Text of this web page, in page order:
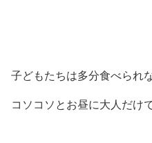
子どもたちは多分食べられ
コソコソとお昼に大人だけ